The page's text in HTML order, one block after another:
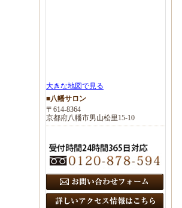
大きな地図で見る
■八幡サロン
〒614-8364
京都府八幡市男山松里15-10